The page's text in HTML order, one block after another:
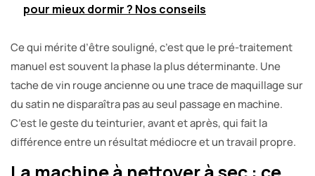
pour mieux dormir ? Nos conseils
Ce qui mérite d’être souligné, c’est que le pré-traitement
manuel est souvent la phase la plus déterminante. Une
tache de vin rouge ancienne ou une trace de maquillage sur
du satin ne disparaîtra pas au seul passage en machine.
C’est le geste du teinturier, avant et après, qui fait la
différence entre un résultat médiocre et un travail propre.